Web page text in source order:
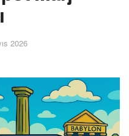
2026